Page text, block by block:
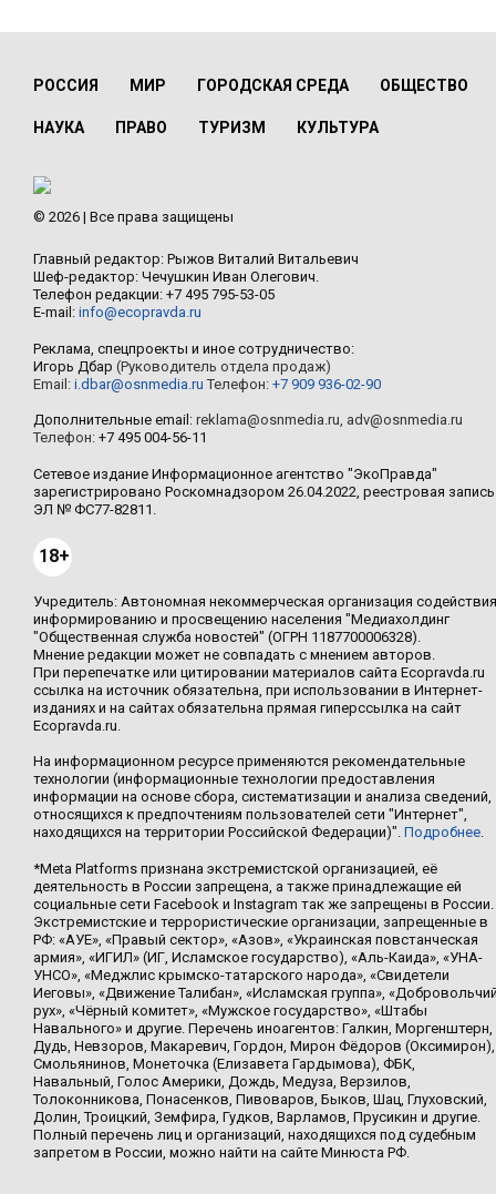
РОССИЯ МИР ГОРОДСКАЯ СРЕДА ОБЩЕСТВО
НАУКА ПРАВО ТУРИЗМ КУЛЬТУРА
© 2026 | Все права защищены
Главный редактор: Рыжов Виталий Витальевич
Шеф-редактор: Чечушкин Иван Олегович.
Телефон редакции: +7 495 795-53-05
E-mail: info@ecopravda.ru
Реклама, спецпроекты и иное сотрудничество:
Игорь Дбар (Руководитель отдела продаж)
Email: i.dbar@osnmedia.ru Телефон: +7 909 936-02-90
Дополнительные email: reklama@osnmedia.ru, adv@osnmedia.ru
Телефон: +7 495 004-56-11
Сетевое издание Информационное агентство "ЭкоПравда"
зарегистрировано Роскомнадзором 26.04.2022, реестровая запись
ЭЛ № ФС77-82811.
18+
Учредитель: Автономная некоммерческая организация содействия
информированию и просвещению населения "Медиахолдинг
"Общественная служба новостей" (ОГРН 1187700006328).
Мнение редакции может не совпадать с мнением авторов.
При перепечатке или цитировании материалов сайта Ecopravda.ru
ссылка на источник обязательна, при использовании в Интернет-
изданиях и на сайтах обязательна прямая гиперссылка на сайт
Ecopravda.ru.
На информационном ресурсе применяются рекомендательные
технологии (информационные технологии предоставления
информации на основе сбора, систематизации и анализа сведений,
относящихся к предпочтениям пользователей сети "Интернет",
находящихся на территории Российской Федерации)". Подробнее.
*Meta Platforms признана экстремистской организацией, её
деятельность в России запрещена, а также принадлежащие ей
социальные сети Facebook и Instagram так же запрещены в России.
Экстремистские и террористические организации, запрещенные в
РФ: «АУЕ», «Правый сектор», «Азов», «Украинская повстанческая
армия», «ИГИЛ» (ИГ, Исламское государство), «Аль-Каида», «УНА-
УНСО», «Меджлис крымско-татарского народа», «Свидетели
Иеговы», «Движение Талибан», «Исламская группа»,
рух», «Чёрный комитет», «Мужское государство», «Штабы
Навального» и другие. Перечень иноагентов: Галкин, Моргенштерн,
Дудь, Невзоров, Макаревич, Гордон, Мирон Фёдоров (Оксимирон),
Смольянинов, Монеточка (Елизавета Гардымова), ФБК,
Навальный, Голос Америки, Дождь, Медуза, Верзилов,
Толоконникова, Понасенков, Пивоваров, Быков, Шац, Глуховский,
Долин, Троицкий, Земфира, Гудков, Варламов, Прусикин и другие.
Полный перечень лиц и организаций, находящихся под судебным
запретом в России, можно найти на сайте Минюста РФ.